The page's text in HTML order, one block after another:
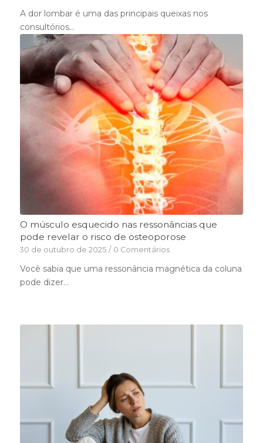
A dor lombar é uma das principais queixas nos
consultórios…
O músculo esquecido nas ressonâncias que
pode revelar o risco de osteoporose
30 de outubro de 2025 / 0 Comentários
Você sabia que uma ressonância magnética da coluna
pode dizer…